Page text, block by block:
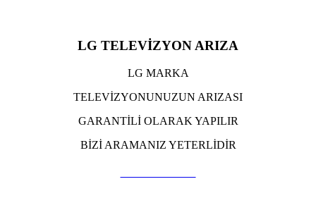
LG TELEVİZYON ARIZA
LG MARKA
TELEVİZYONUNUZUN ARIZASI
GARANTİLİ OLARAK YAPILIR
BİZİ ARAMANIZ YETERLİDİR